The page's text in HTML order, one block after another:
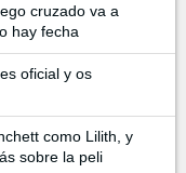
cruzado va a
hay fecha
oficial y os
como Lilith, y
sobre la peli